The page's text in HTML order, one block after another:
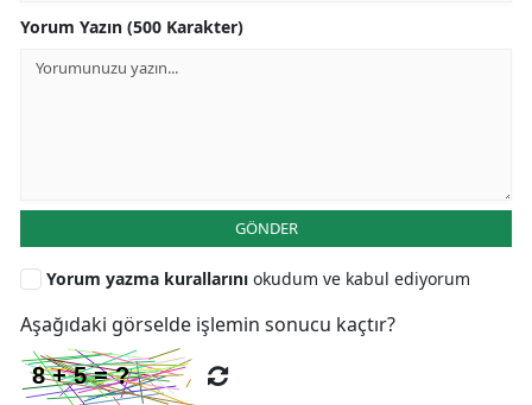
Yorum Yazın (500 Karakter)
GÖNDER
Yorum yazma kurallarını okudum ve kabul ediyorum
Aşağıdaki görselde işlemin sonucu kaçtır?